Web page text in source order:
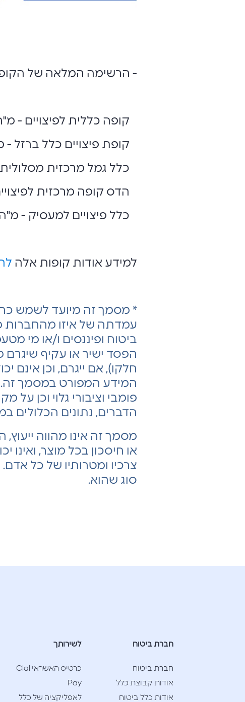
- הרשימה המלאה של
קופה כללית לפיצויים - מ"ה
קופת פיצויים כלל ברזל - מ"ה
כלל גמל מרכזית מסלולית -
הדס קופה מרכזית לפיצויים
כלל פיצויים למעסיק - מ"ה
למידע אודות קופות אלה
* מסמך זה מיועד לשמש
עמדתה של איזו מהחברות
ביטוח ופיננסים ו/או מי
הפסד ישיר או עקיף
חלקו), אם ייגרם, וכן אינם
המידע המפורט במסמך
פומבי וציבורי גלוי וכן
הדברים, נתונים הכלולים
מסמך זה אינו מהווה
או חיסכון בכל מוצר, ואינו
צרכיו ומטרותיו של כל
סוג שהוא.
חברת ביטוח
חברת ביטוח
אודות קבוצת כלל
אודות כלל ביטוח
לשירותך
כרטיס האשראי Clal
Pay
לאפליקציה של כלל